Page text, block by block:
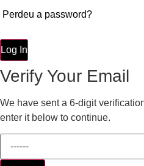
Perdeu a password?
Log In
Verify Your Email
We have sent a 6-digit
enter it below to continue.